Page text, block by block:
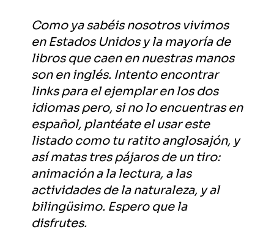
Como ya sabéis nosotros vivimos
en Estados Unidos y la mayoría de
libros que caen en nuestras manos
son en inglés. Intento encontrar
links para el ejemplar en los dos
idiomas pero, si no lo encuentras en
español, plantéate el usar este
listado como tu ratito anglosajón, y
así matas tres pájaros de un tiro:
animación a la lectura, a las
actividades de la naturaleza, y al
bilingüsimo. Espero que la
disfrutes.